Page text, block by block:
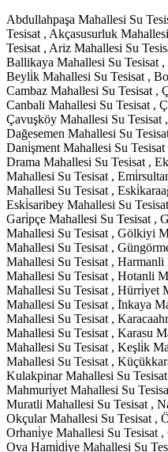
Abdullahpaşa Mahallesi Su
Tesisat , Akçasusurluk
Tesisat , Ariz Mahallesi Su
Ballikaya Mahallesi Su Tesisat
Beyli̇k Mahallesi Su Tesisat ,
Cambaz Mahallesi Su Tesisat ,
Canbali Mahallesi Su Tesisat ,
Çavuşköy Mahallesi Su Tesisat
Dağesemen Mahallesi Su
Dani̇şment Mahallesi Su
Drama Mahallesi Su Tesisat ,
Mahallesi Su Tesisat ,
Mahallesi Su Tesisat ,
Eski̇saribey Mahallesi Su
Gari̇pçe Mahallesi Su Tesisat ,
Mahallesi Su Tesisat , Gölkiyi
Mahallesi Su Tesisat ,
Mahallesi Su Tesisat ,
Mahallesi Su Tesisat , Hotanli
Mahallesi Su Tesisat , Hürri̇yet
Mahallesi Su Tesisat , İ̇nkaya
Mahallesi Su Tesisat ,
Mahallesi Su Tesisat , Karasu
Mahallesi Su Tesisat , Keşli̇k
Mahallesi Su Tesisat ,
Kulakpinar Mahallesi Su
Mahmuri̇yet Mahallesi Su
Muratli Mahallesi Su Tesisat ,
Okçular Mahallesi Su Tesisat ,
Orhani̇ye Mahallesi Su Tesisat
Ova Hami̇di̇ye Mahallesi Su